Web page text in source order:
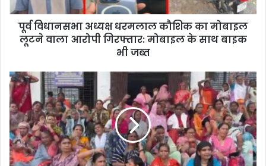
पूर्व विधानसभा अध्यक्ष धरमलाल कौशिक का मोबाइल
लूटने वाला आरोपी गिरफ्तार: मोबाइल के साथ बाइक
भी जब्त